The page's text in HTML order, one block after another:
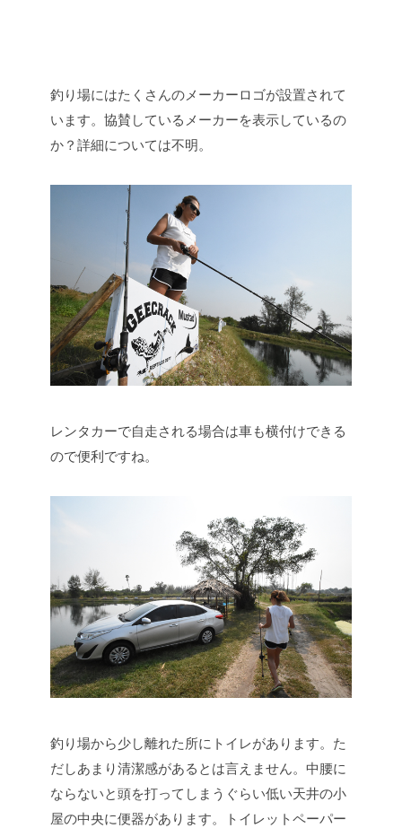
釣り場にはたくさんのメーカーロゴが設置されて
います。協賛しているメーカーを表示しているの
か？詳細については不明。
レンタカーで自走される場合は車も横付けできる
ので便利ですね。
釣り場から少し離れた所にトイレがあります。た
だしあまり清潔感があるとは言えません。中腰に
ならないと頭を打ってしまうぐらい低い天井の小
屋の中央に便器があります。トイレットペーパー